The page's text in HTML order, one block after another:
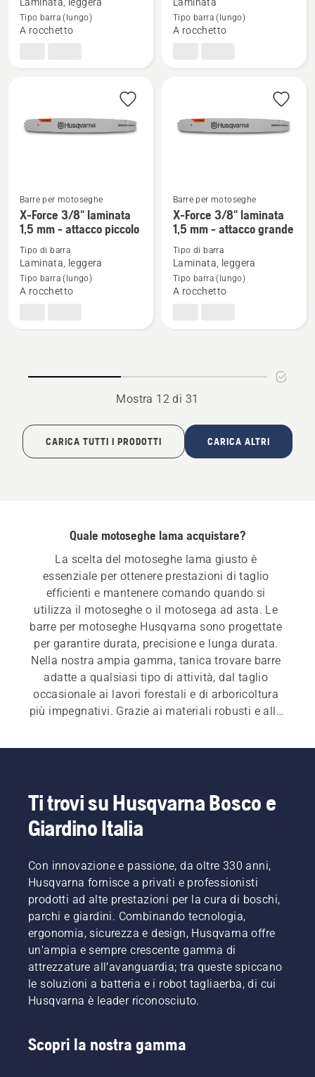
Force
attacco
piccolo
Laminata, leggera
Tipo barra (lungo)
A rocchetto
Laminata
.325"
Laminata
Tipo barra (lungo)
A rocchetto
Vedi
maggiori
dettagli
su
Force
Barre per motoseghe
X-Force 3/8" laminata
1,5 mm - attacco piccolo
Tipo di barra
Laminata, leggera
Tipo barra (lungo)
A rocchetto
Vedi
maggiori
dettagli
su
Force
-
attacco
Barre per motoseghe
X-Force 3/8" laminata
1,5 mm - attacco grande
Tipo di barra
Laminata, leggera
Tipo barra (lungo)
A rocchetto
Mostra 12 di 31
CARICA TUTTI I PRODOTTI CARICA ALTRI
Quale motoseghe lama acquistare?
La scelta del motoseghe lama giusto è
essenziale per ottenere prestazioni di taglio
efficienti e mantenere comando quando si
utilizza il motoseghe o il motosega ad asta. Le
barre per motoseghe Husqvarna sono progettate
per garantire durata, precisione e lunga durata.
Nella nostra ampia gamma, tanica trovare barre
adatte a qualsiasi tipo di attività, dal taglio
occasionale ai lavori forestali e di arboricoltura
più impegnativi. Grazie ai materiali robusti e alla
garantire un lavoro fluido ed efficiente e risultati
Ti trovi su Husqvarna Bosco e
Giardino Italia
Con innovazione e passione, da oltre 330 anni,
Husqvarna fornisce a privati e professionisti
prodotti ad alte prestazioni per la cura di boschi,
parchi e giardini. Combinando tecnologia,
ergonomia, sicurezza e design, Husqvarna offre
un'ampia e sempre crescente gamma di
attrezzature all’avanguardia; tra queste spiccano
le soluzioni a batteria e i robot tagliaerba, di cui
Husqvarna è leader riconosciuto.
Scopri la nostra gamma